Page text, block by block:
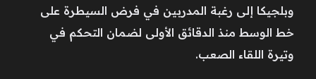
وبلجيكا إلى رغبة المدربين في فرض السيطرة على
خط الوسط منذ الدقائق الأولى لضمان التحكم في
وتيرة اللقاء الصعب.